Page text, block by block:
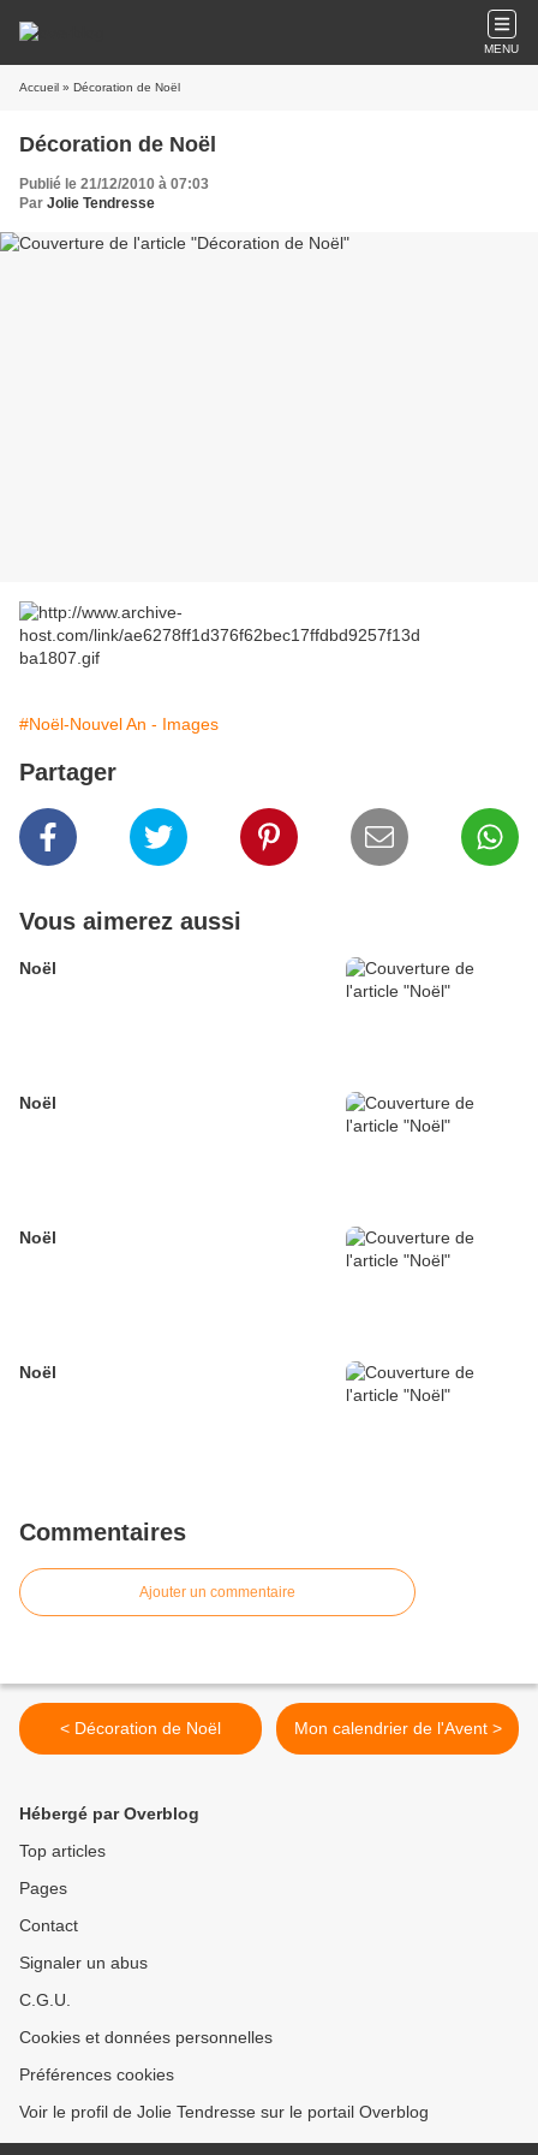
MENU
Accueil » Décoration de Noël
Décoration de Noël
Publié le 21/12/2010 à 07:03
Par Jolie Tendresse
#Noël-Nouvel An - Images
Partager
Vous aimerez aussi
Noël
Noël
Noël
Noël
Commentaires
Ajouter un commentaire
< Décoration de Noël Mon calendrier de l'Avent >
Hébergé par Overblog
Top articles
Pages
Contact
Signaler un abus
C.G.U.
Cookies et données personnelles
Préférences cookies
Voir le profil de Jolie Tendresse sur le portail Overblog